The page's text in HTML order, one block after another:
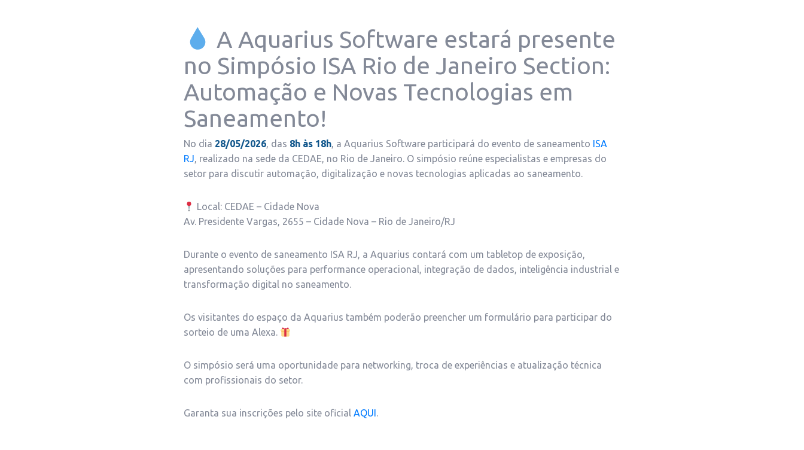
A Aquarius Software estará presente
no Simpósio ISA Rio de Janeiro Section:
Automação e Novas Tecnologias em
Saneamento!
No dia 28/05/2026, das 8h às 18h, a Aquarius Software participará do evento de saneamento ISA
RJ, realizado na sede da CEDAE, no Rio de Janeiro. O simpósio reúne especialistas e empresas do
setor para discutir automação, digitalização e novas tecnologias aplicadas ao saneamento.
Local: CEDAE – Cidade Nova
Av. Presidente Vargas, 2655 – Cidade Nova – Rio de Janeiro/RJ
Durante o evento de saneamento ISA RJ, a Aquarius contará com um tabletop de exposição,
apresentando soluções para performance operacional, integração de dados, inteligência industrial e
transformação digital no saneamento.
Os visitantes do espaço da Aquarius também poderão preencher um formulário para participar do
sorteio de uma Alexa.
O simpósio será uma oportunidade para networking, troca de experiências e atualização técnica
com profissionais do setor.
Garanta sua inscrições pelo site oficial AQUI.